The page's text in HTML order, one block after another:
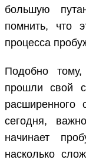
большую
помнить, что
процесса
Подобно
прошли свой
расширенного
сегодня,
начинает
насколько